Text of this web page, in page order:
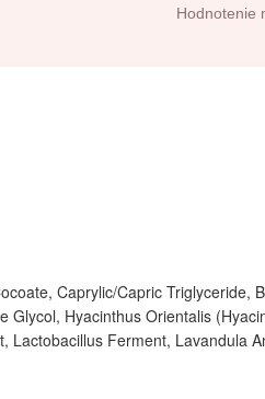
Hodnotenie
Caprylic/Capric
Glycol, Hyacinthus Orientalis
Lactobacillus Ferment, Lavandula